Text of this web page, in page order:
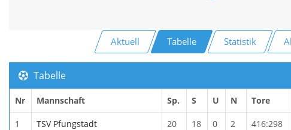
Aktuell Tabelle Statistik
Tabelle
Nr Mannschaft Sp. S U N Tore
1 TSV Pfungstadt 20 18 0 2 416:298